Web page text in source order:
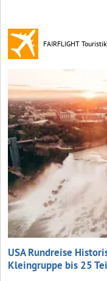
FAIRFLIGHT Touristik
USA Rundreise
Kleingruppe bis 25